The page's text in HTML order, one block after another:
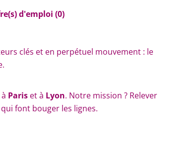
d'emploi (0)
clés et en perpétuel mouvement : le
Paris et à Lyon. Notre mission ? Relever
font bouger les lignes.